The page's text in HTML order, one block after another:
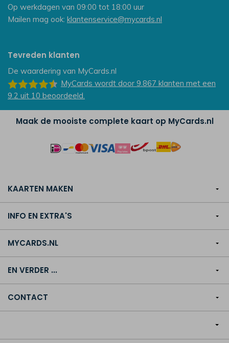
Op werkdagen van 09:00 tot 18:00 uur
Mailen mag ook: klantenservice@mycards.nl
Tevreden klanten
De waardering van MyCards.nl
MyCards wordt door 9.867 klanten met een
9.2 uit 10 beoordeeld.
Maak de mooiste complete kaart op MyCards.nl
KAARTEN MAKEN
INFO EN EXTRA'S
MYCARDS.NL
EN VERDER ...
CONTACT